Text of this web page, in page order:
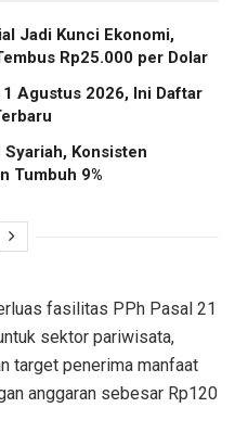
Jadi Kunci Ekonomi,
Rp25.000 per Dolar
Agustus 2026, Ini Daftar
Konsisten
Tumbuh 9%
fasilitas PPh Pasal 21
sektor pariwisata,
target penerima manfaat
anggaran sebesar Rp120